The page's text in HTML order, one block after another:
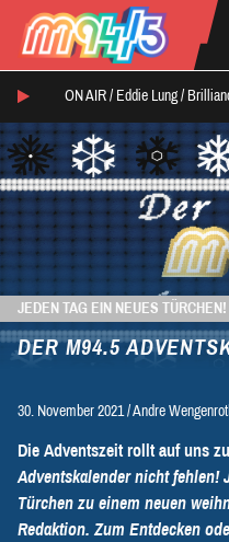
ON AIR / Eddie Lung /
JEDEN TAG EIN NEUES TÜRCHEN!
DER M94.5
30. November 2021 /Andre
Die Adventszeit rollt auf uns
Adventskalender nicht fehlen!
Türchen zu einem neuen
Redaktion. Zum Entdecken